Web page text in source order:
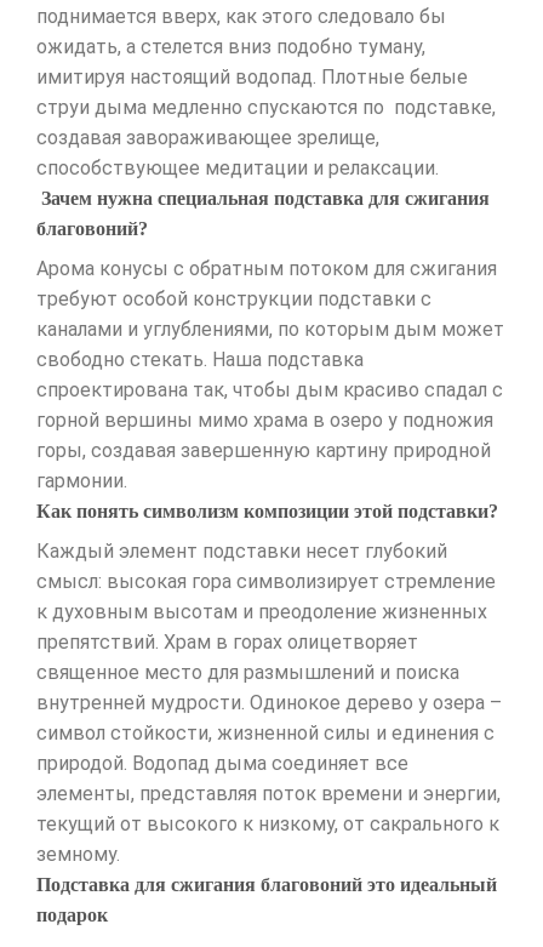
поднимается вверх, как этого следовало бы
ожидать, а стелется вниз подобно туману,
имитируя настоящий водопад. Плотные белые
струи дыма медленно спускаются по подставке,
создавая завораживающее зрелище,
способствующее медитации и релаксации.
Зачем нужна специальная подставка для сжигания
благовоний?
Арома конусы с обратным потоком для сжигания
требуют особой конструкции подставки с
каналами и углублениями, по которым дым может
свободно стекать. Наша подставка
спроектирована так, чтобы дым красиво спадал с
горной вершины мимо храма в озеро у подножия
горы, создавая завершенную картину природной
гармонии.
Как понять символизм композиции этой подставки?
Каждый элемент подставки несет глубокий
смысл: высокая гора символизирует стремление
к духовным высотам и преодоление жизненных
препятствий. Храм в горах олицетворяет
священное место для размышлений и поиска
внутренней мудрости. Одинокое дерево у озера –
символ стойкости, жизненной силы и единения с
природой. Водопад дыма соединяет все
элементы, представляя поток времени и энергии,
текущий от высокого к низкому, от сакрального к
земному.
Подставка для сжигания благовоний это идеальный
подарок